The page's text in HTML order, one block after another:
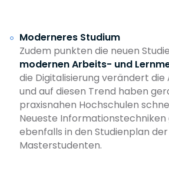
Moderneres Studium
Zudem punkten die neuen
modernen Arbeits- und
die Digitalisierung verändert
und auf diesen Trend haben
praxisnahen Hochschulen
Neueste
ebenfalls in den Studienplan
Masterstudenten.